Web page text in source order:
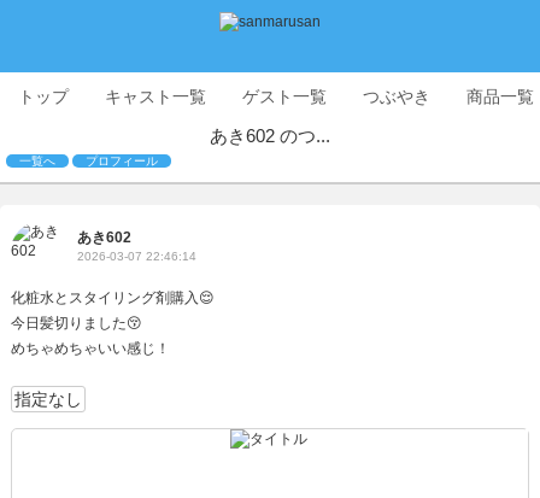
トップ キャスト一覧 ゲスト一覧 つぶやき 商品一覧
あき602 のつ...
一覧へ プロフィール
あき602
2026-03-07 22:46:14
化粧水とスタイリング剤購入😌
今日髪切りました😚
めちゃめちゃいい感じ！
指定なし